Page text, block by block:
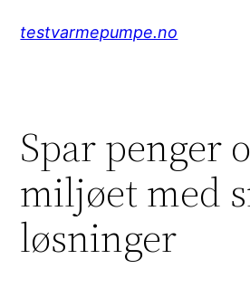
testvarmepumpe.no
Spar penger
miljøet med
løsninger